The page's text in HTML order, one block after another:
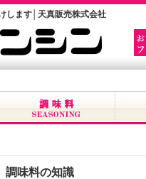
します│天真販売株式会社
調味料の知識